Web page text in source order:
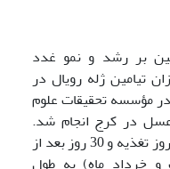
بر رشد و نمو غدد
تیامین ژله رویال در
در مؤسسه تحقیقات علوم
در کرج انجام شد.
عملیات صحرایی به مدت 60 روز (30 روز تغذیه و 30 روز بعد از
خرداد ماه) به طول